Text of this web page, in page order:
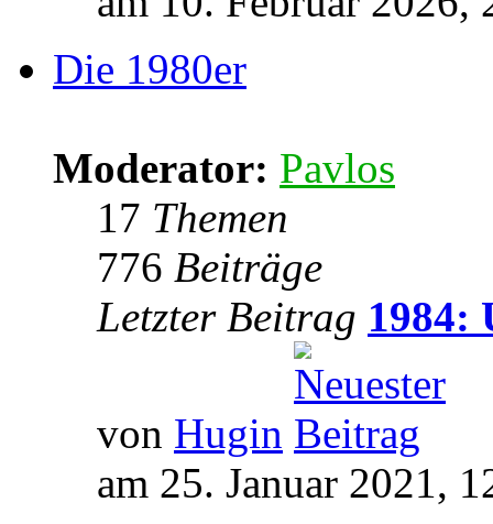
Die 1980er
Moderator: Pavlos
17 Themen
776 Beiträge
Letzter Beitrag 1984:
von Hugin
am 25. Januar 2021,